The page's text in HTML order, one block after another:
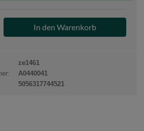
ze1461
A0440041
5056317744521